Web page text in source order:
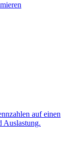
auf einen